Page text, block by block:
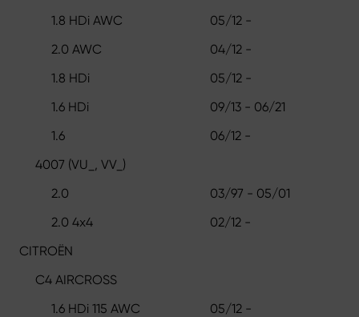
1.8 HDi AWC
05/12 -
2.0 AWC
04/12 -
1.8 HDi
05/12 -
1.6 HDi
09/13 - 06/21
1.6
06/12 -
4007 (VU_, VV_)
2.0
03/97 - 05/01
2.0 4x4
02/12 -
CITROËN
C4 AIRCROSS
1.6 HDi 115 AWC
05/12 -